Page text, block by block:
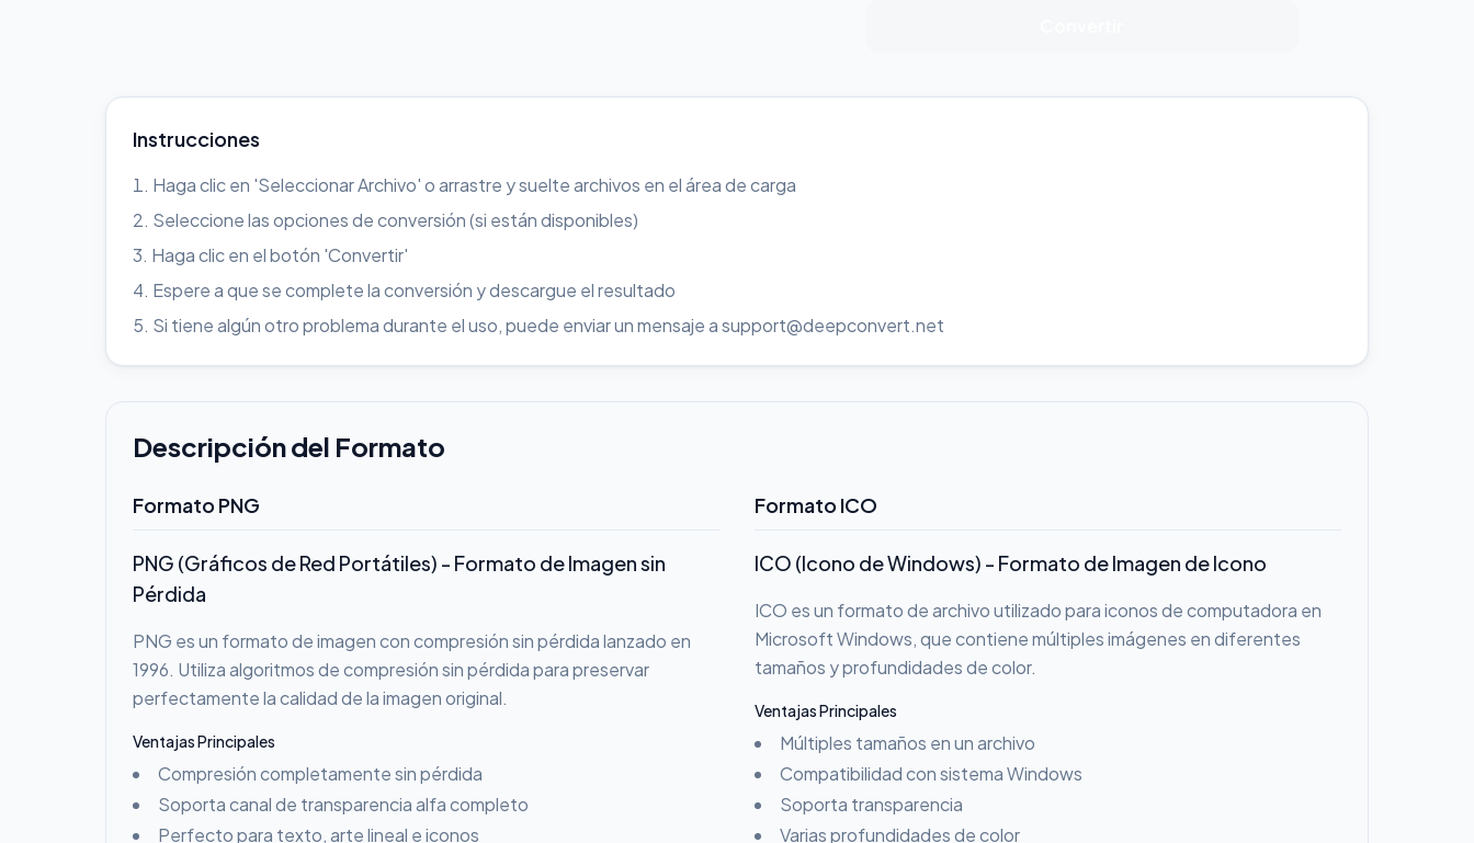
Instrucciones
Haga clic en 'Seleccionar Archivo' o arrastre y suelte archivos en el área de carga
Seleccione las opciones de conversión (si están disponibles)
Haga clic en el botón 'Convertir'
Espere a que se complete la conversión y descargue el resultado
Si tiene algún otro problema durante el uso, puede enviar un mensaje a support@deepconvert.net
Descripción del Formato
Formato PNG
PNG (Gráficos de Red Portátiles) - Formato de Imagen sin
Pérdida
PNG es un formato de imagen con compresión sin pérdida lanzado en
1996. Utiliza algoritmos de compresión sin pérdida para preservar
perfectamente la calidad de la imagen original.
Ventajas Principales
Compresión completamente sin pérdida
Soporta canal de transparencia alfa completo
Perfecto para texto, arte lineal e iconos
Formato ICO
ICO (Icono de Windows) - Formato de Imagen de Icono
ICO es un formato de archivo utilizado para iconos de computadora en
Microsoft Windows, que contiene múltiples imágenes en diferentes
tamaños y profundidades de color.
Ventajas Principales
Múltiples tamaños en un archivo
Compatibilidad con sistema Windows
Soporta transparencia
Varias profundidades de color